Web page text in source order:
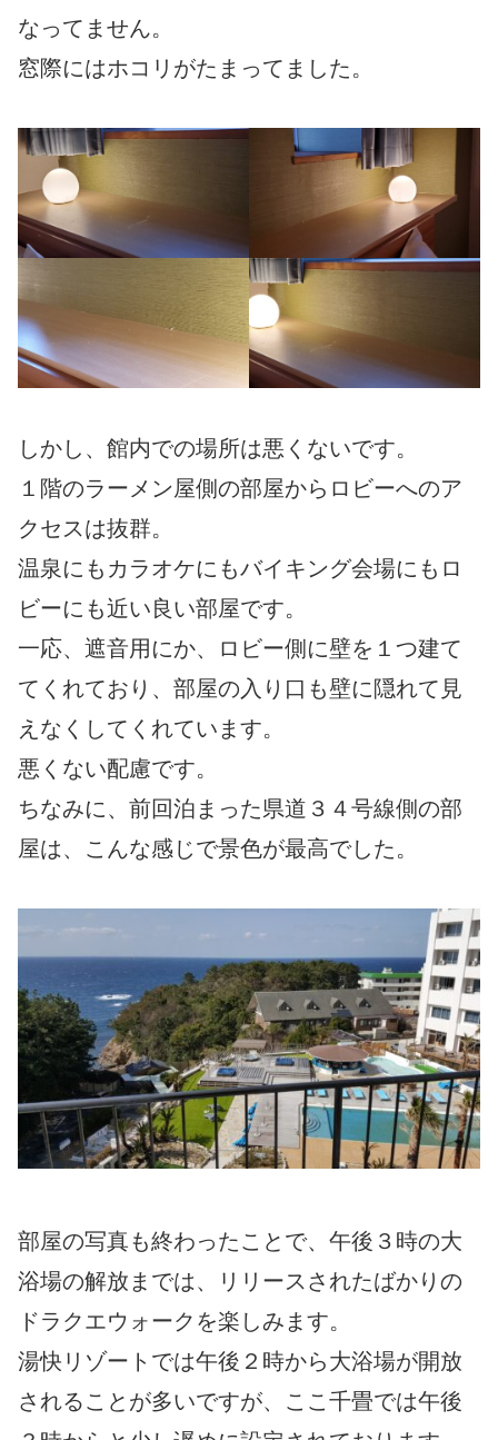
なってません。
窓際にはホコリがたまってました。
しかし、館内での場所は悪くないです。
１階のラーメン屋側の部屋からロビーへのア
クセスは抜群。
温泉にもカラオケにもバイキング会場にもロ
ビーにも近い良い部屋です。
一応、遮音用にか、ロビー側に壁を１つ建て
てくれており、部屋の入り口も壁に隠れて見
えなくしてくれています。
悪くない配慮です。
ちなみに、前回泊まった県道３４号線側の部
屋は、こんな感じで景色が最高でした。
部屋の写真も終わったことで、午後３時の大
浴場の解放までは、リリースされたばかりの
ドラクエウォークを楽しみます。
湯快リゾートでは午後２時から大浴場が開放
されることが多いですが、ここ千畳では午後